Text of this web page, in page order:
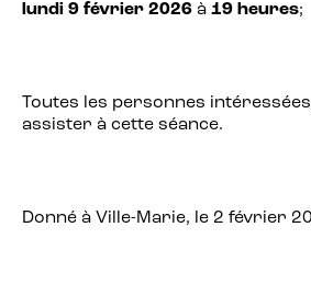
lundi 9 février 2026 à 19 heures;
Toutes les personnes
assister à cette séance.
Donné à Ville-Marie, le 2 février